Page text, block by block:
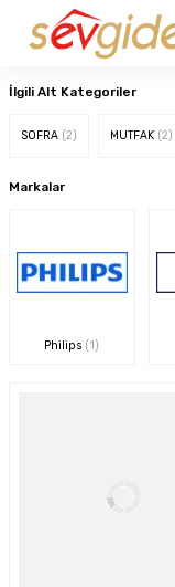
İlgili Alt Kategoriler
SOFRA (2) MUTFAK (2)
Markalar
Philips (1)